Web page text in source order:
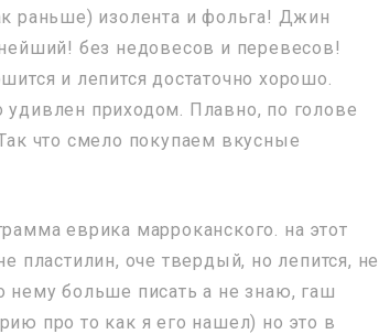
раньше) изолента и фольга! Джин
без недовесов и перевесов!
и лепится достаточно хорошо.
приходом. Плавно, по голове
что смело покупаем вкусные
еврика марроканского. на этот
пластилин, оче твердый, но лепится, не
нему больше писать а не знаю, гаш
про то как я его нашел) но это в